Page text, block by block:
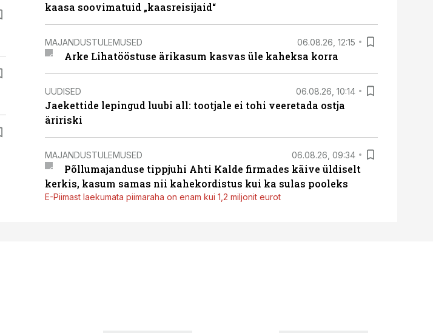
kaasa soovimatuid „kaasreisijaid“
MAJANDUSTULEMUSED 06.08.26, 12:15
Arke Lihatööstuse ärikasum kasvas üle kaheksa korra
UUDISED 06.08.26, 10:14
Jaekettide lepingud luubi all: tootjale ei tohi veeretada ostja
äririski
MAJANDUSTULEMUSED 06.08.26, 09:34
Põllumajanduse tippjuhi Ahti Kalde firmades käive üldiselt
kerkis, kasum samas nii kahekordistus kui ka sulas pooleks
E-Piimast laekumata piimaraha on enam kui 1,2 miljonit eurot